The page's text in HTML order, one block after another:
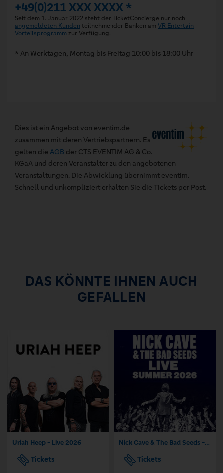
+49(0)211 XXX XXXX *
Seit dem 1. Januar 2022 steht der TicketConcierge nur noch
angemeldeten Kunden teilnehmender Banken am VR Entertain
Vorteilsprogramm zur Verfügung.
* An Werktagen, Montag bis Freitag 10:00 bis 18:00 Uhr
Dies ist ein Angebot von eventim.de
zusammen mit deren Vertriebspartnern. Es
gelten die AGB der CTS EVENTIM AG & Co.
KGaA und deren Veranstalter zu den angebotenen
Veranstaltungen. Die Abwicklung übernimmt eventim.
Schnell und unkompliziert erhalten Sie die Tickets per Post.
DAS KÖNNTE IHNEN AUCH
GEFALLEN
Uriah Heep - Live 2026
Tickets
Nick Cave & The Bad Seeds - Tour 2026
Tickets